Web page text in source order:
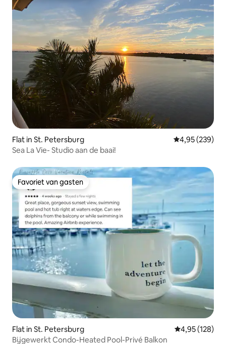
Flat in St. Petersburg Gemiddelde
4,95 (239)
Sea La Vie- Studio aan de baai!
Favoriet van gasten
Favoriet van gasten
Flat in St. Petersburg Gemiddelde
4,95 (128)
Bijgewerkt Condo-Heated Pool-Privé Balkon